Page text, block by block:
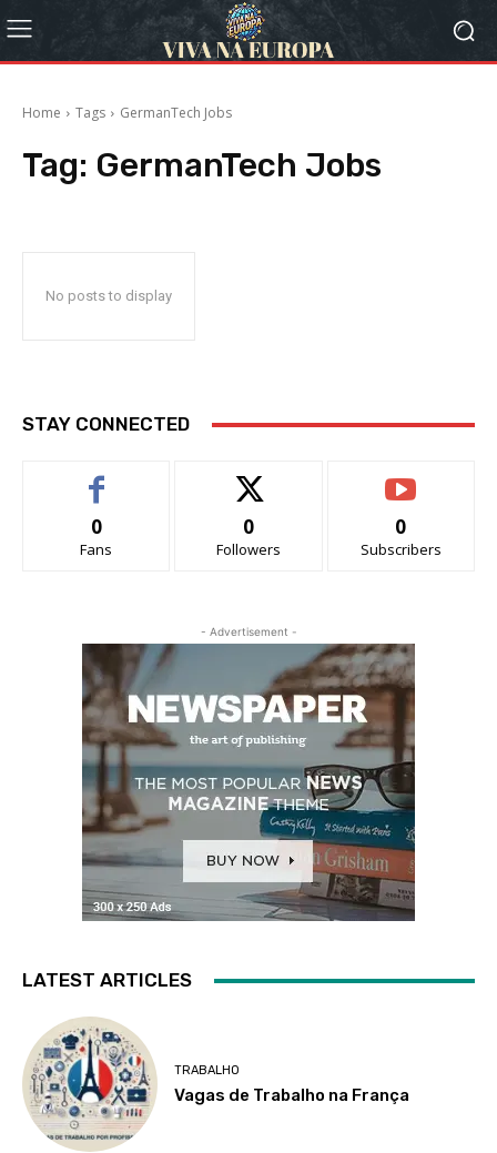
Home Tags GermanTech Jobs
Tag: GermanTech Jobs
No posts to display
STAY CONNECTED
0
Fans
0
Followers
0
Subscribers
- Advertisement -
LATEST ARTICLES
TRABALHO
Vagas de Trabalho na França